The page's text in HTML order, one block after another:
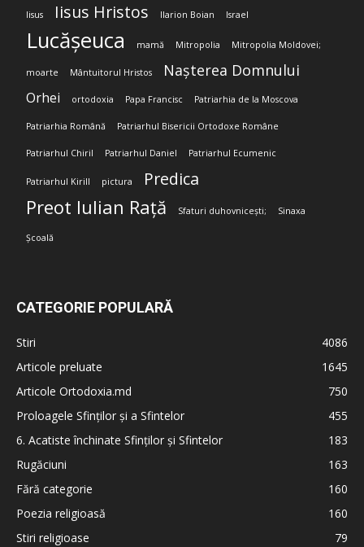
Iisus Iisus Hristos Ilarion Boian Israel
Lucășeuca mamă Mitropolia Mitropolia Moldovei;
moarte Mântuitorul Hristos Nașterea Domnului
Orhei ortodoxia Papa Francisc Patriarhia de la Moscova
Patriarhia Română Patriarhul Bisericii Ortodoxe Române
Patriarhul Chiril Patriarhul Daniel Patriarhul Ecumenic
Patriarhul Kirill pictura Predica
Preot Iulian Rață Sfaturi duhovnicești; Sinaxa
Școală
CATEGORIE POPULARĂ
Stiri
4086
Articole preluate
1645
Articole Ortodoxia.md
750
Proloagele Sfinților și a Sfintelor
455
6. Acatiste închinate Sfinților și Sfintelor
183
Rugăciuni
163
Fără categorie
160
Poezia religioasă
160
Stiri religioase
79